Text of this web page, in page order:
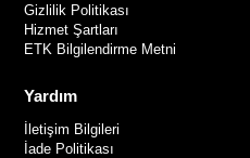
Gizlilik Politikası
Hizmet Şartları
ETK Bilgilendirme Metni
Yardım
İletişim Bilgileri
İade Politikası